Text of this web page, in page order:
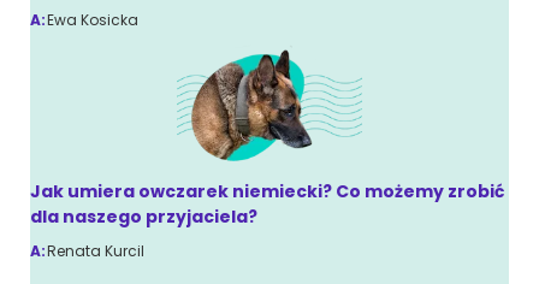
A:Ewa Kosicka
Jak umiera owczarek niemiecki? Co możemy zrobić
dla naszego przyjaciela?
A:Renata Kurcil